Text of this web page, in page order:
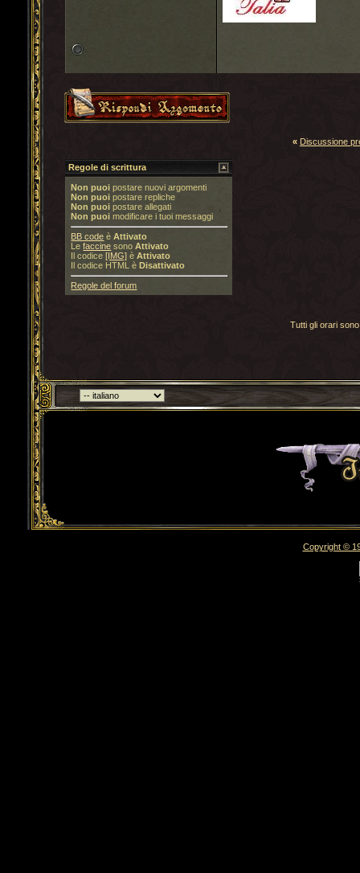
« Discussione
Regole di scrittura
Non puoi postare nuovi argomenti
Non puoi postare repliche
Non puoi postare allegati
Non puoi modificare i tuoi messaggi
BB code èAttivato
Lefaccine sonoAttivato
Il codice[IMG] èAttivato
Il codice HTML èDisattivato
Regole del forum
Tutti gli orari
Torna indietro
Copyright ©